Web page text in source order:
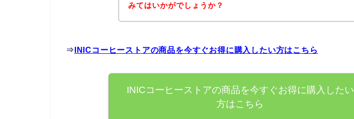
みてはいかがでしょうか？
⇒ INICコーヒーストアの商品を今すぐお得に購入したい方はこちら
INICコーヒーストアの商品を今すぐお得に購入したい
方はこちら